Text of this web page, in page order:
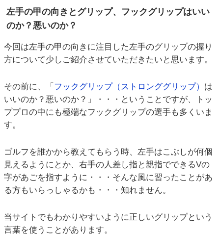
左手の甲の向きとグリップ、フックグリップはいい
のか？悪いのか？
今回は左手の甲の向きに注目した左手のグリップの握り
方について少しご紹介させていただきたいと思います。
その前に、「 フックグリップ（ストロンググリップ） は
いいのか？悪いのか？」・・・ということですが、トッ
ププロの中にも極端なフックグリップの選手も多くいま
す。
ゴルフを誰かから教えてもらう時、左手はこぶしが何個
見えるようにとか、右手の人差し指と親指でできるVの
字があごを指すように・・・そんな風に習ったことがあ
る方もいらっしゃるかも・・・知れません。
当サイトでもわかりやすいように正しいグリップという
言葉を使うことがあります。